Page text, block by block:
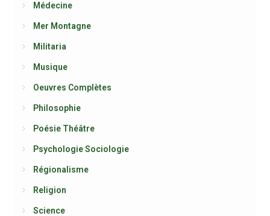
Médecine
Mer Montagne
Militaria
Musique
Oeuvres Complètes
Philosophie
Poésie Théâtre
Psychologie Sociologie
Régionalisme
Religion
Science